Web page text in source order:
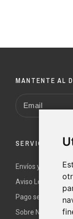
MANTENTE AL
SERVICIO AL
Envíos y
Aviso Legal y
Pago seguro
Sobre Nur